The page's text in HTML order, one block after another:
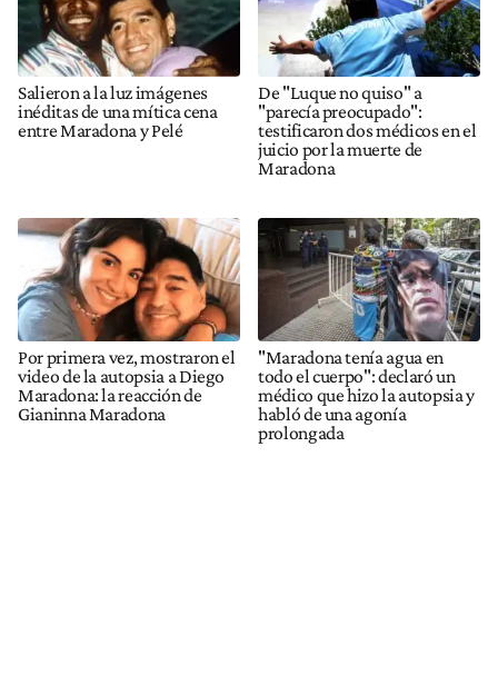
Salieron a la luz imágenes
inéditas de una mítica cena
entre Maradona y Pelé
De "Luque no quiso" a
"parecía preocupado":
testificaron dos médicos en el
juicio por la muerte de
Maradona
Por primera vez, mostraron el
video de la autopsia a Diego
Maradona: la reacción de
Gianinna Maradona
"Maradona tenía agua en
todo el cuerpo": declaró un
médico que hizo la autopsia y
habló de una agonía
prolongada